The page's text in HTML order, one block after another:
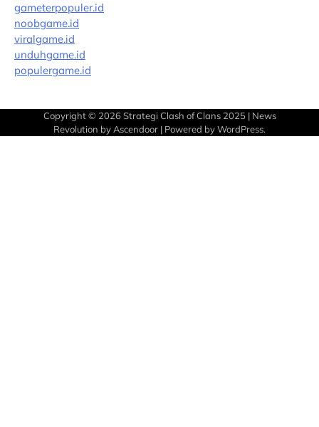
gameterpopuler.id
noobgame.id
viralgame.id
unduhgame.id
populergame.id
Copyright © 2026 Strategi Clash of Clans 2025| News
Revolution by Ascendoor | Powered byWordPress.